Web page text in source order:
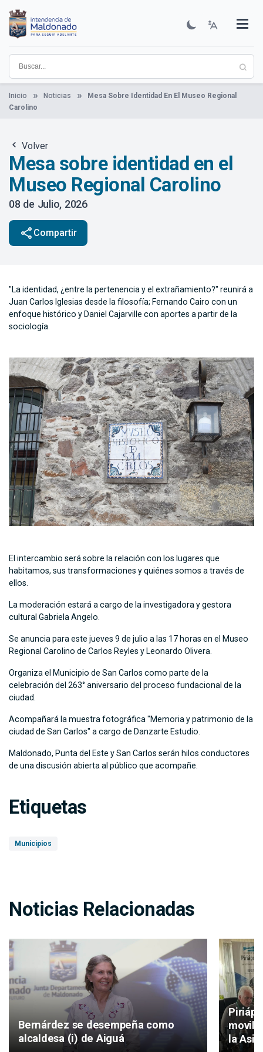
contenido
principal
Institucional
Municipios
Descubre Maldonado
Comunicación
Servicios
Guía De Trámites
Ver Noticias
Inicio Noticias
Mesa Sobre Identidad En El Museo Regional
Carolino
Volver
Mesa sobre identidad en el
Museo Regional Carolino
08 de Julio, 2026
share Compartir
"La identidad, ¿entre la pertenencia y el extrañamiento?" reunirá a
Juan Carlos Iglesias desde la filosofía; Fernando Cairo con un
enfoque histórico y Daniel Cajarville con aportes a partir de la
sociología.
El intercambio será sobre la relación con los lugares que
habitamos, sus transformaciones y quiénes somos a través de
ellos.
La moderación estará a cargo de la investigadora y gestora
cultural Gabriela Angelo.
Se anuncia para este jueves 9 de julio a las 17 horas en el Museo
Regional Carolino de Carlos Reyles y Leonardo Olivera.
Organiza el Municipio de San Carlos como parte de la
celebración del 263° aniversario del proceso fundacional de la
ciudad.
Acompañará la muestra fotográfica "Memoria y patrimonio de la
ciudad de San Carlos" a cargo de Danzarte Estudio.
Maldonado, Punta del Este y San Carlos serán hilos conductores
de una discusión abierta al público que acompañe.
Etiquetas
Municipios
Noticias Relacionadas
Bernárdez se desempeña como
alcaldesa (i) de Aiguá
la